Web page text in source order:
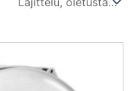
oli:
103,50 €.
on:
98,33 €.